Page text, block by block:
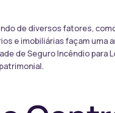
de diversos fatores,
e imobiliárias façam uma
de Seguro Incêndio para